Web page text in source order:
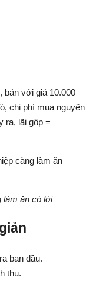
bán với giá 10.000
chi phí mua nguyên
ra, lãi gộp =
làm ăn có lời
ban đầu.
thu.